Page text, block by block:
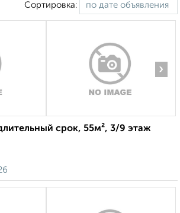
Сортировка:
›
срок, 55м², 3/9 этаж